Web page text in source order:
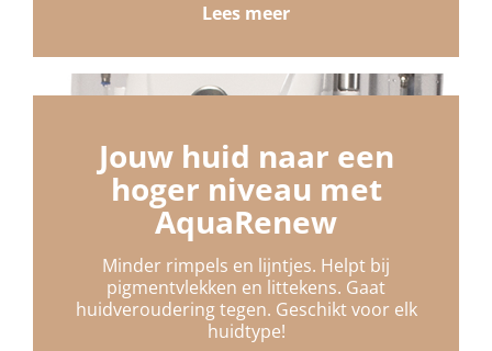
Lees meer
Jouw huid naar een
hoger niveau met
AquaRenew
Minder rimpels en lijntjes. Helpt bij
pigmentvlekken en littekens. Gaat
huidveroudering tegen. Geschikt voor elk
huidtype!